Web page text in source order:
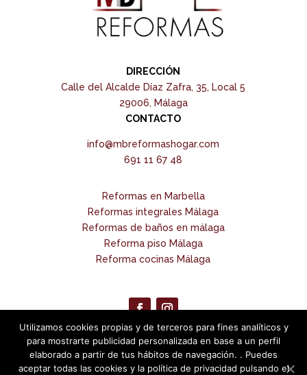
DIRECCIÓN
Calle del Alcalde Díaz Zafra, 35, Local 5
29006, Málaga
CONTACTO
info@mbreformashogar.com
691 11 67 48
Reformas en Marbella
Reformas integrales Málaga
Reformas de baños en málaga
Reforma piso Málaga
Reforma cocinas Málaga
© 2020 MB Reformas
Política de Privacidad| Política de Cookies|Aviso
Utilizamos cookies propias y de terceros para fines analíticos y
para mostrarte publicidad personalizada en base a un perfil
elaborado a partir de tus hábitos de navegación. . Puedes
aceptar todas las cookies y la política de privacidad pulsando el